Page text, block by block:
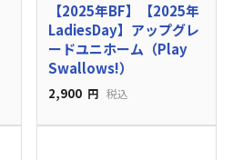
【2025年BF】【2025年
LadiesDay】アップグレ
ードユニホーム（Play
Swallows!）
2,900 円 税込